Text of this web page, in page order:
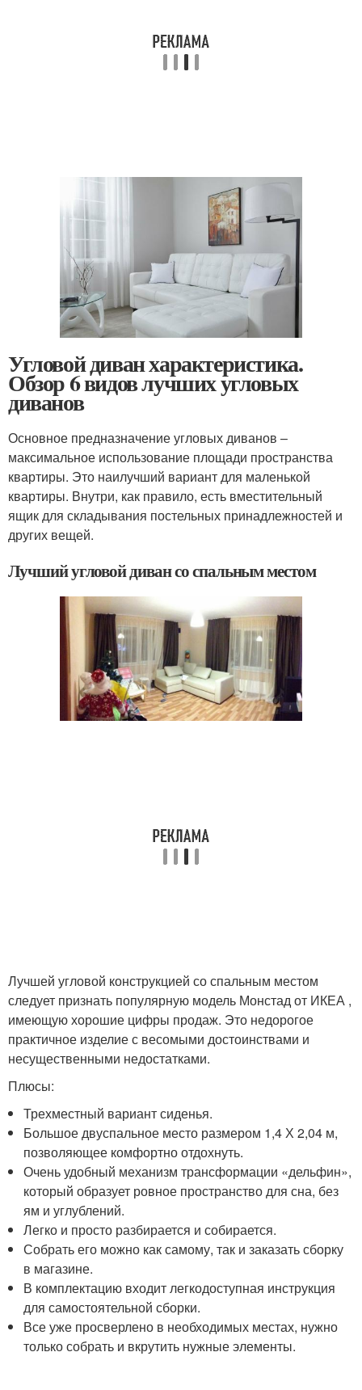
Угловой диван характеристика.
Обзор 6 видов лучших угловых
диванов
Основное предназначение угловых диванов –
максимальное использование площади пространства
квартиры. Это наилучший вариант для маленькой
квартиры. Внутри, как правило, есть вместительный
ящик для складывания постельных принадлежностей и
других вещей.
Лучший угловой диван со спальным местом
Лучшей угловой конструкцией со спальным местом
следует признать популярную модель Монстад от ИКЕА ,
имеющую хорошие цифры продаж. Это недорогое
практичное изделие с весомыми достоинствами и
несущественными недостатками.
Плюсы:
Трехместный вариант сиденья.
Большое двуспальное место размером 1,4 Х 2,04 м,
позволяющее комфортно отдохнуть.
Очень удобный механизм трансформации «дельфин»,
который образует ровное пространство для сна, без
ям и углублений.
Легко и просто разбирается и собирается.
Собрать его можно как самому, так и заказать сборку
в магазине.
В комплектацию входит легкодоступная инструкция
для самостоятельной сборки.
Все уже просверлено в необходимых местах, нужно
только собрать и вкрутить нужные элементы.